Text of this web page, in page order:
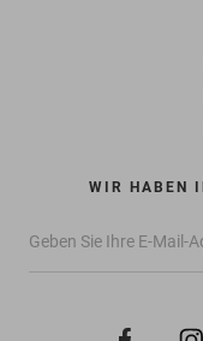
WIR HABEN